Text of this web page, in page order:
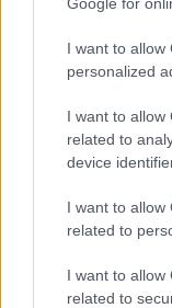
I want to allow
personalized
I want to allow
related to
device
I want to allow
related to
I want to allow
related to
ΑΝΑΛΥΣΗ:
«Ασπίδας